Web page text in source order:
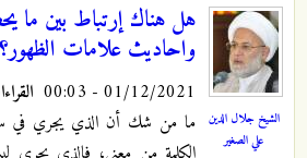
الشيخ جلال الدين
علي الصغير
هل هناك إرتباط بين ما
واحاديث علامات الظهور؟
01/12/2021 - 00:03
ما من شك أن الذي يجري في